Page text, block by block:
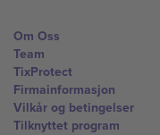
Om Oss
Team
TixProtect
Firmainformasjon
Vilkår og betingelser
Tilknyttet program